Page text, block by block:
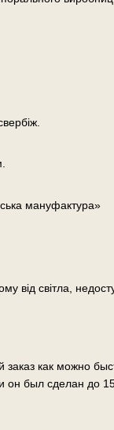
мануфактура»
від світла,
как можно
он был сделан до